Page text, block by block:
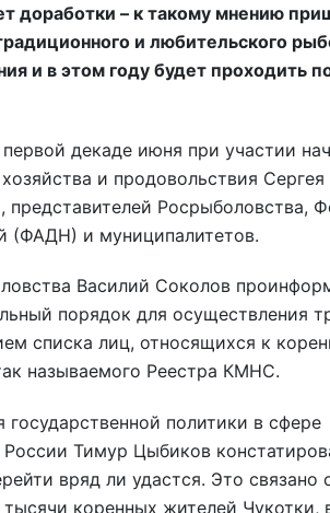
доработки – к такому мнению
и любительского
и в этом году будет проходить
декаде июня при участии
и продовольствия
Росрыболовства,
(ФАДН) и муниципалитетов.
Василий Соколов
порядок для осуществления
списка лиц, относящихся к
называемого Реестра КМНС.
политики в сфере
Тимур Цыбиков
вряд ли удастся. Это связано
коренных жителей Чукотки,